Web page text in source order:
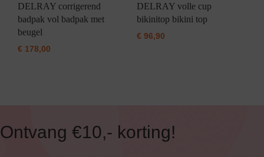
DELRAY corrigerend
badpak vol badpak met
beugel
€ 178,00
DELRAY volle cup
bikinitop bikini top
€96,90
Ontvang €10,- korting!